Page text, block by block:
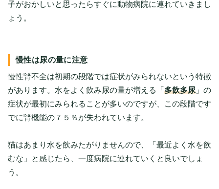
子がおかしいと思ったらすぐに動物病院に連れていきまし
ょう。
慢性は尿の量に注意
慢性腎不全は初期の段階では症状がみられないという特徴
があります。水をよく飲み尿の量が増える「 多飲多尿 」の
症状が最初にみられることが多いのですが、この段階です
でに腎機能の７５％が失われています。
猫はあまり水を飲みたがりませんので、「最近よく水を飲
むな」と感じたら、一度病院に連れていくと良いでしょ
う。